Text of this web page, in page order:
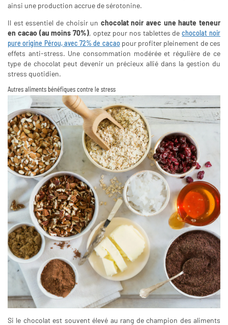
ainsi une production accrue de sérotonine.
Il est essentiel de choisir un chocolat noir avec une haute teneur
en cacao (au moins 70%), optez pour nos tablettes dechocolat noir
pure origine Pérou, avec 72% de cacaopour profiter pleinement de ces
effets anti-stress. Une consommation modérée et régulière de ce
type de chocolat peut devenir un précieux allié dans la gestion du
stress quotidien.
Autres aliments bénéfiques contre le stress
Si le chocolat est souvent élevé au rang de champion des aliments